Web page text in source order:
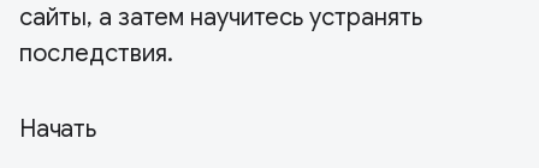
сайты, а затем научитесь устранять
последствия.
Начать